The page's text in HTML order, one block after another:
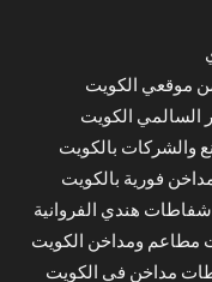
موقعي الكويت
السالمي الكويت
والشركات بالكويت
فورية بالكويت
هندي الفروانية
مطاعم ومداخن الكويت
مداخن في الكويت